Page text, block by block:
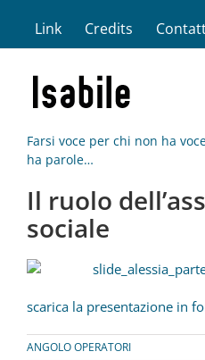
contenuto
Link Credits
Farsi voce per chi non ha
ha parole…
Il ruolo
sociale
scarica la presentazione in
ANGOLO OPERATORI